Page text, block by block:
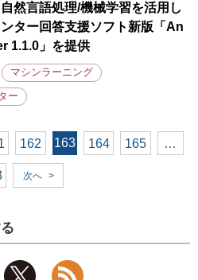
然言語処理/機械学習を活用し
ター回答支援ソフト新版「An
1.1.0」を提供
マシンラーニング
ー
162 163 164 165 …
次へ >